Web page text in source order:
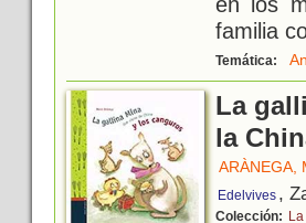
familia
Temática:
La
la
ARÀNEGA,
Edelvives ,
Colección: